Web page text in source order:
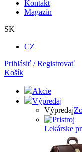
Kontakt
Magazín
SK
CZ
Prihlásiť / Registrovať
Košík
Akcie
Výpredaj
Výpredaj
Lekárske